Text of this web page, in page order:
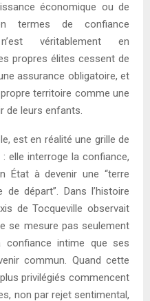
économique ou de
termes de confiance
véritablement en
propres élites cessent de
assurance obligatoire, et
territoire comme une
de leurs enfants.
est en réalité une grille de
elle interroge la confiance,
État à devenir une “terre
de départ”. Dans l’histoire
de Tocqueville observait
se mesure pas seulement
intime que ses
commun. Quand cette
privilégiés commencent
non par rejet sentimental,